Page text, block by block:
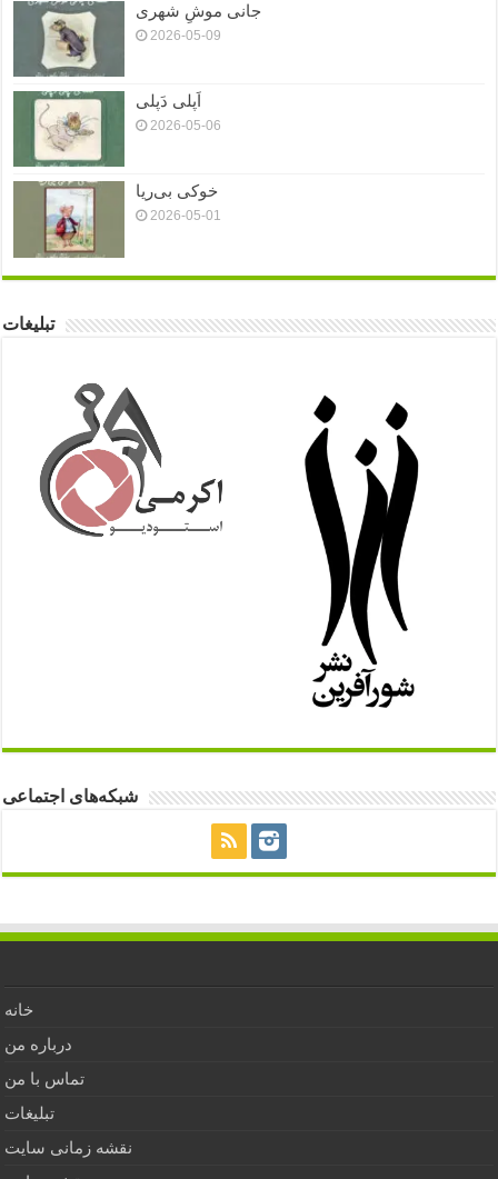
جانی موشِ شهری
2026-05-09
اَپلی دَپلی
2026-05-06
خوکی بی‌ریا
2026-05-01
تبلیغات
شبکه‌های اجتماعی
خانه
درباره من
تماس با من
تبلیغات
نقشه زمانی سایت